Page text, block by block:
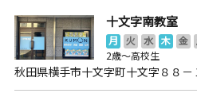
十文字南教室
月 火 水 木 金
2歳～高校生
秋田県横手市十文字町十文字８８－